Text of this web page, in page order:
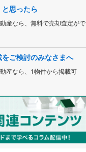
思ったら
産なら、無料で売却査定がで
ご検討のみなさまへ
産なら、1物件から掲載可